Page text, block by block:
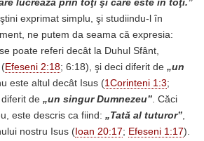
lucrează prin toţi şi care este în toţi.”
exprimat simplu, şi studiindu-l în
ne putem da seama că expresia:
poate referi decât la Duhul Sfânt,
(Efeseni 2:18; 6:18), şi deci diferit de „un
este altul decât Isus (1Corinteni 1:3;
de „un singur Dumnezeu”. Căci
este descris ca fiind: „Tată al tuturor”,
nostru Isus ( Ioan 20:17; Efeseni 1:17).